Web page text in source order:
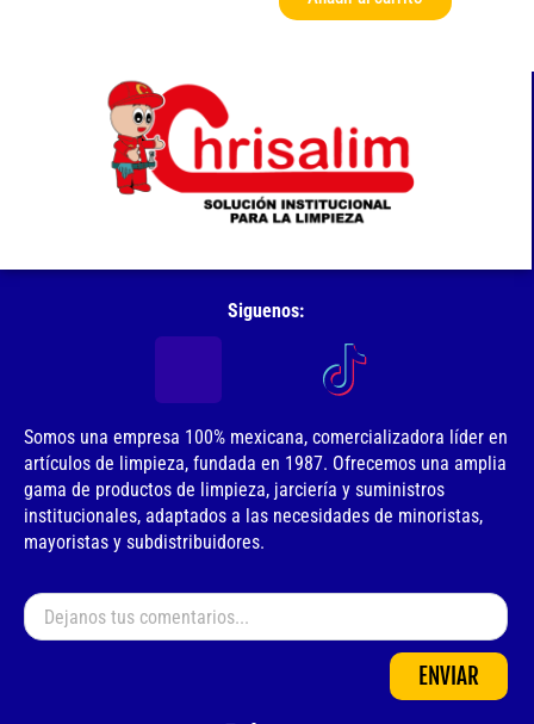
Siguenos:
Somos una empresa 100% mexicana, comercializadora líder en
artículos de limpieza, fundada en 1987. Ofrecemos una amplia
gama de productos de limpieza, jarciería y suministros
institucionales, adaptados a las necesidades de minoristas,
mayoristas y subdistribuidores.
ENVIAR